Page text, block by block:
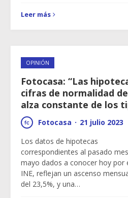
Leer más
OPINIÓN
Fotocasa: “Las
cifras de normalidad
alza constante de los
Fotocasa · 21 julio 2023
Los datos de hipotecas
correspondientes al pasado
mayo dados a conocer hoy por
INE, reflejan un ascenso
del 23,5%, y una…